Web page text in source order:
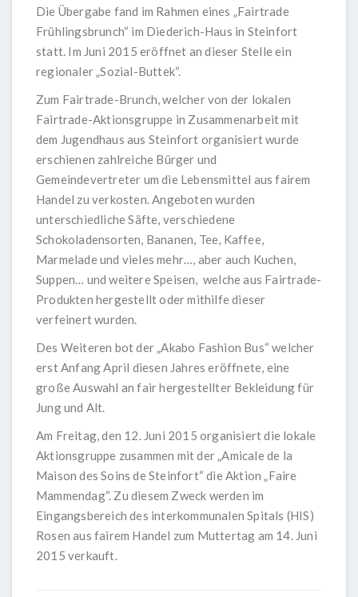
Die Übergabe fand im Rahmen eines „Fairtrade
Frühlingsbrunch“ im Diederich-Haus in Steinfort
statt. Im Juni 2015 eröffnet an dieser Stelle ein
regionaler „Sozial-Buttek“.
Zum Fairtrade-Brunch, welcher von der lokalen
Fairtrade-Aktionsgruppe in Zusammenarbeit mit
dem Jugendhaus aus Steinfort organisiert wurde
erschienen zahlreiche Bürger und
Gemeindevertreter um die Lebensmittel aus fairem
Handel zu verkosten. Angeboten wurden
unterschiedliche Säfte, verschiedene
Schokoladensorten, Bananen, Tee, Kaffee,
Marmelade und vieles mehr…, aber auch Kuchen,
Suppen… und weitere Speisen, welche aus Fairtrade-
Produkten hergestellt oder mithilfe dieser
verfeinert wurden.
Des Weiteren bot der „Akabo Fashion Bus“ welcher
erst Anfang April diesen Jahres eröffnete, eine
große Auswahl an fair hergestellter Bekleidung für
Jung und Alt.
Am Freitag, den 12. Juni 2015 organisiert die lokale
Aktionsgruppe zusammen mit der „Amicale de la
Maison des Soins de Steinfort“ die Aktion „Faire
Mammendag“. Zu diesem Zweck werden im
Eingangsbereich des interkommunalen Spitals (HIS)
Rosen aus fairem Handel zum Muttertag am 14. Juni
2015 verkauft.